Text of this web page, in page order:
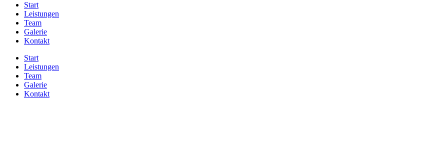
Start
Leistungen
Team
Galerie
Kontakt
Start
Leistungen
Team
Galerie
Kontakt